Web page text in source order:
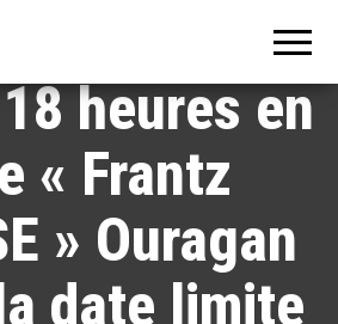
7 novembre
heures en
« Frantz
» Ouragan
date limite